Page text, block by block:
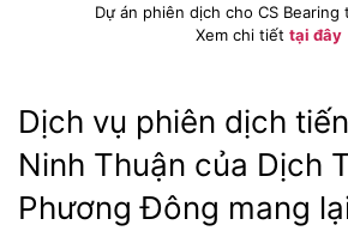
Dịch vụ phiên dịch
Ninh Thuận của Dịch
Phương Đông mang
Dự án phiên dịch cho CS Bearing
Xem chi tiết tại đây